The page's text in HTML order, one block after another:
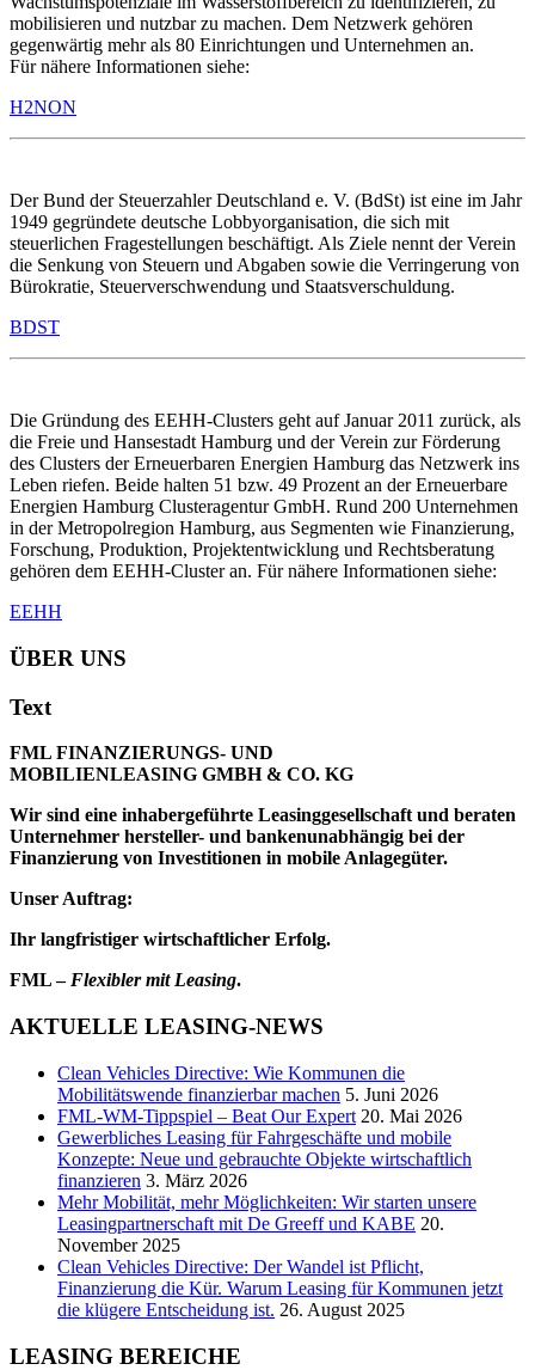
mobilisieren und nutzbar zu machen. Dem Netzwerk gehören
gegenwärtig mehr als 80 Einrichtungen und Unternehmen an.
Für nähere Informationen siehe:
H2NON
Der Bund der Steuerzahler Deutschland e. V. (BdSt) ist eine im Jahr
1949 gegründete deutsche Lobbyorganisation, die sich mit
steuerlichen Fragestellungen beschäftigt. Als Ziele nennt der Verein
die Senkung von Steuern und Abgaben sowie die Verringerung von
Bürokratie, Steuerverschwendung und Staatsverschuldung.
BDST
Die Gründung des EEHH-Clusters geht auf Januar 2011 zurück, als
die Freie und Hansestadt Hamburg und der Verein zur Förderung
des Clusters der Erneuerbaren Energien Hamburg das Netzwerk ins
Leben riefen. Beide halten 51 bzw. 49 Prozent an der Erneuerbare
Energien Hamburg Clusteragentur GmbH. Rund 200 Unternehmen
in der Metropolregion Hamburg, aus Segmenten wie Finanzierung,
Forschung, Produktion, Projektentwicklung und Rechtsberatung
gehören dem EEHH-Cluster an. Für nähere Informationen siehe:
EEHH
ÜBER UNS
Text
FML FINANZIERUNGS- UND
MOBILIENLEASING GMBH & CO. KG
Wir sind eine inhabergeführte Leasinggesellschaft und beraten
Unternehmer hersteller- und bankenunabhängig bei der
Finanzierung von Investitionen in mobile Anlagegüter.
Unser Auftrag:
Ihr langfristiger wirtschaftlicher Erfolg.
FML –Flexibler mit Leasing.
AKTUELLE LEASING-NEWS
Clean Vehicles Directive: Wie Kommunen die
Mobilitätswende finanzierbar machen 5. Juni 2026
FML-WM-Tippspiel – Beat Our Expert 20. Mai 2026
Gewerbliches Leasing für Fahrgeschäfte und mobile
Konzepte: Neue und gebrauchte Objekte wirtschaftlich
finanzieren 3. März 2026
Mehr Mobilität, mehr Möglichkeiten: Wir starten unsere
Leasingpartnerschaft mit De Greeff und KABE 20.
November 2025
Clean Vehicles Directive: Der Wandel ist Pflicht,
Finanzierung die Kür. Warum Leasing für Kommunen jetzt
die klügere Entscheidung ist. 26. August 2025
LEASING BEREICHE